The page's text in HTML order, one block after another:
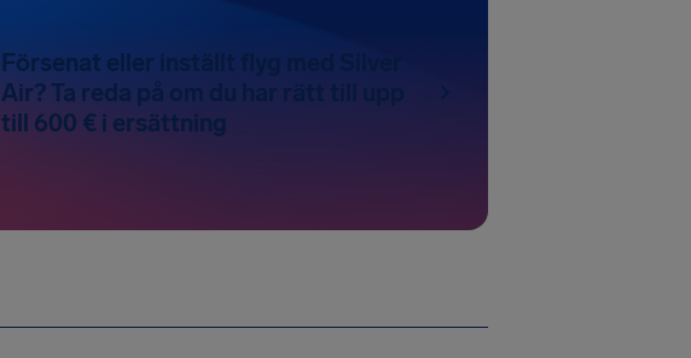
Försenat eller inställt flyg med Silver
Air? Ta reda på om du har rätt till upp
till 600 € i ersättning